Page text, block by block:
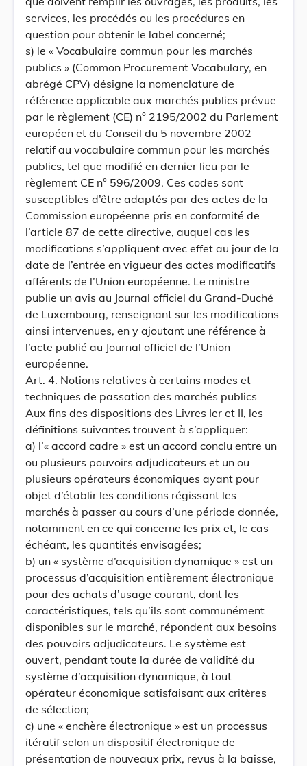
services, les procédés ou les procédures en
question pour obtenir le label concerné;
s) le « Vocabulaire commun pour les marchés
publics » (Common Procurement Vocabulary, en
abrégé CPV) désigne la nomenclature de
référence applicable aux marchés publics prévue
par le règlement (CE) n° 2195/2002 du Parlement
européen et du Conseil du 5 novembre 2002
relatif au vocabulaire commun pour les marchés
publics, tel que modifié en dernier lieu par le
règlement CE n° 596/2009. Ces codes sont
susceptibles d’être adaptés par des actes de la
Commission européenne pris en conformité de
l’article 87 de cette directive, auquel cas les
modifications s’appliquent avec effet au jour de la
date de l’entrée en vigueur des actes modificatifs
afférents de l’Union européenne. Le ministre
publie un avis au Journal officiel du Grand-Duché
de Luxembourg, renseignant sur les modifications
ainsi intervenues, en y ajoutant une référence à
l’acte publié au Journal officiel de l’Union
européenne.
Art. 4. Notions relatives à certains modes et
techniques de passation des marchés publics
Aux fins des dispositions des Livres Ier et II, les
définitions suivantes trouvent à s’appliquer:
a) l’« accord cadre » est un accord conclu entre un
ou plusieurs pouvoirs adjudicateurs et un ou
plusieurs opérateurs économiques ayant pour
objet d’établir les conditions régissant les
marchés à passer au cours d’une période donnée,
notamment en ce qui concerne les prix et, le cas
échéant, les quantités envisagées;
b) un « système d’acquisition dynamique » est un
processus d’acquisition entièrement électronique
pour des achats d’usage courant, dont les
caractéristiques, tels qu’ils sont communément
disponibles sur le marché, répondent aux besoins
des pouvoirs adjudicateurs. Le système est
ouvert, pendant toute la durée de validité du
système d’acquisition dynamique, à tout
opérateur économique satisfaisant aux critères
de sélection;
c) une « enchère électronique » est un processus
itératif selon un dispositif électronique de
présentation de nouveaux prix, revus à la baisse,